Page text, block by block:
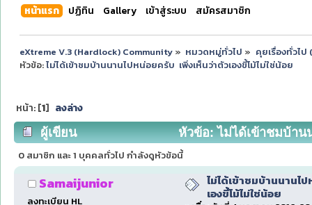
หน้าแรก ปฏิทิน Gallery เข้าสู่ระบบ สมัครสมาชิก
eXtreme V.3 (Hardlock) Community» หมวดหมู่ทั่วไป » คุยเรื่องทั่วไป
หัวข้อ:ไม่ได้เข้าชมบ้านนานไปหน่อยครับ  เพิ่งเห็นว่าตัวเองขี้โม้ไม่ใช่น้อย
หน้า: [1] ลงล่าง
ผู้เขียน หัวข้อ: ไม่ได้เข้าชมบ้าน
0 สมาชิก และ 1 บุคคลทั่วไป กำลังดูหัวข้อนี้
Samaijunior
ลงทะเบียน HL
ไม่ได้เข้าชมบ้านนานไ
เองขี้โม้ไม่ใช่น้อย